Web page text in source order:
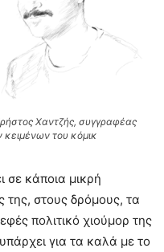
Χαντζής, συγγραφέας
κειμένων του κόμικ
σε κάποια μικρή
της, στους δρόμους, τα
πολιτικό χιούμορ της
για τα καλά με το